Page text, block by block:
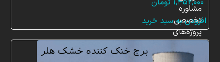
۱,۴۵۲,۰۰۰ تومان
افزودن به سبد خرید
مشاوره
تخصصی،
پروژه‌های
شبیه
سازی